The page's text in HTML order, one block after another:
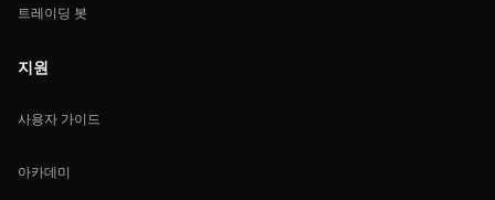
트레이딩 봇
지원
사용자 가이드
아카데미